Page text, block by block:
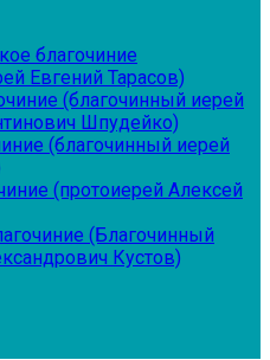
благочиние
Евгений Тарасов)
(благочинный иерей
Шпудейко)
(благочинный иерей
(протоиерей Алексей
(Благочинный
Кустов)